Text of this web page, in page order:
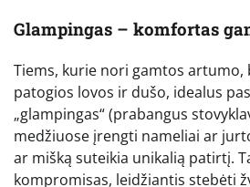
Glampingas – komfortas
Tiems, kurie nori gamtos artumo,
patogios lovos ir dušo, idealus
„glampingas“ (prabangus
medžiuose įrengti nameliai ar
ar mišką suteikia unikalią patirtį.
kompromisas, leidžiantis stebėti